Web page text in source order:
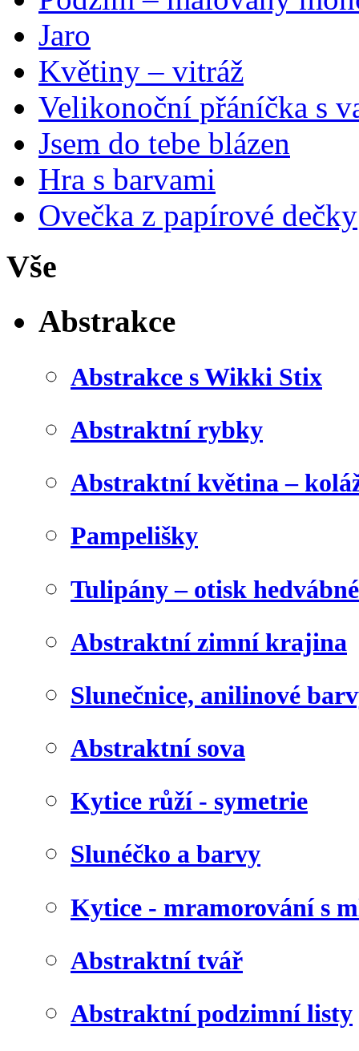
Jaro
Květiny – vitráž
Velikonoční přáníčka s
Jsem do tebe blázen
Hra s barvami
Ovečka z papírové dečky
Vše
Abstrakce
Abstrakce s Wikki Stix
Abstraktní rybky
Abstraktní květina –
Pampelišky
Tulipány – otisk
Abstraktní zimní krajina
Slunečnice, anilinové
Abstraktní sova
Kytice růží - symetrie
Slunéčko a barvy
Kytice - mramorování s
Abstraktní tvář
Abstraktní podzimní listy